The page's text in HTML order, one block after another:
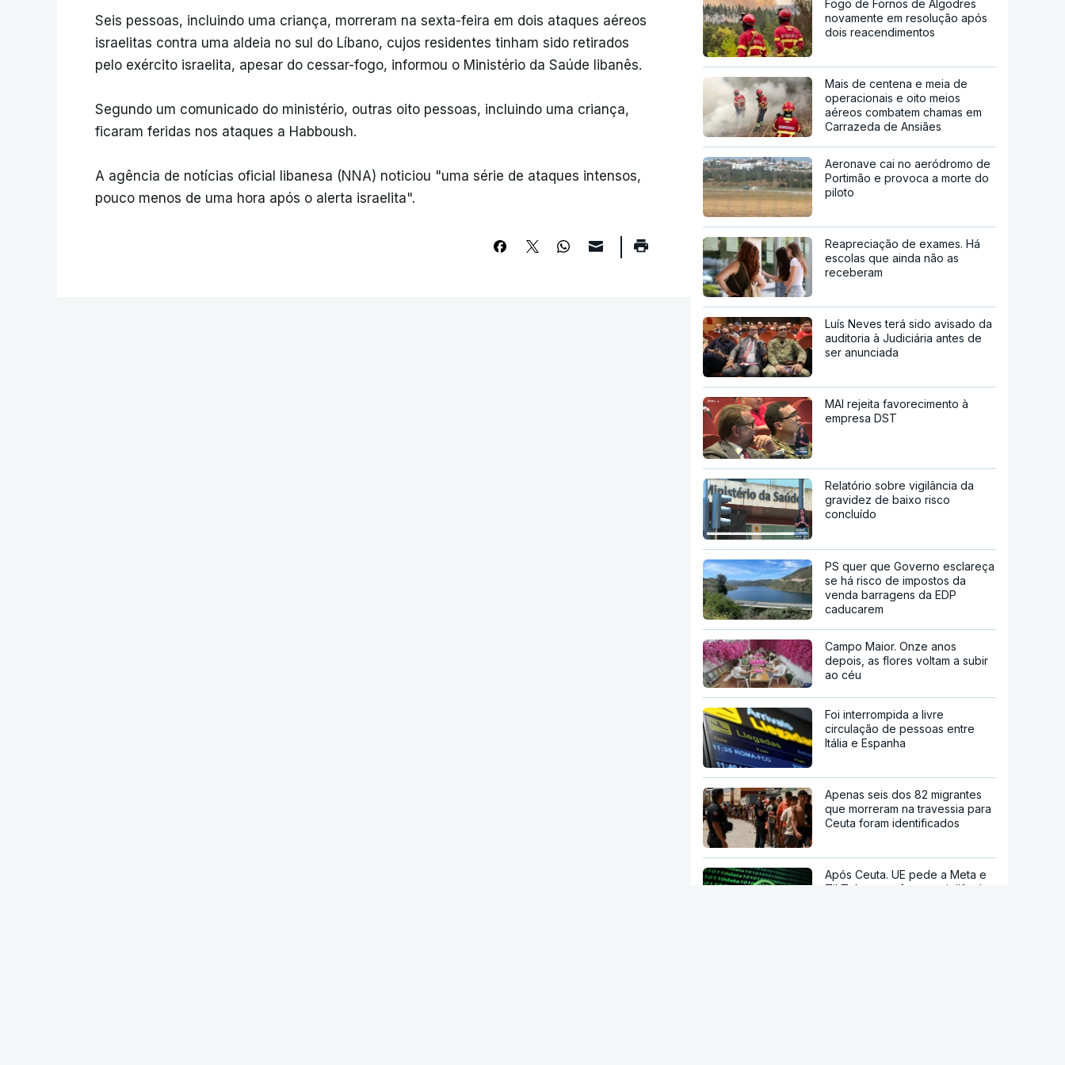
Seis pessoas, incluindo uma criança, morreram na sexta-feira em dois ataques aéreos
israelitas contra uma aldeia no sul do Líbano, cujos residentes tinham sido retirados
pelo exército israelita, apesar do cessar-fogo, informou o Ministério da Saúde libanês.
Segundo um comunicado do ministério, outras oito pessoas, incluindo uma criança,
ficaram feridas nos ataques a Habboush.
A agência de notícias oficial libanesa (NNA) noticiou "uma série de ataques intensos,
pouco menos de uma hora após o alerta israelita".
Fogo de Fornos de Algodres
novamente em resolução após
dois reacendimentos
Mais de centena e meia de
operacionais e oito meios
aéreos combatem chamas em
Carrazeda de Ansiães
Aeronave cai no aeródromo de
Portimão e provoca a morte do
piloto
Reapreciação de exames. Há
escolas que ainda não as
receberam
Luís Neves terá sido avisado da
auditoria à Judiciária antes de
ser anunciada
MAI rejeita favorecimento à
empresa DST
Relatório sobre vigilância da
gravidez de baixo risco
concluído
PS quer que Governo esclareça
se há risco de impostos da
venda barragens da EDP
caducarem
Campo Maior. Onze anos
depois, as flores voltam a subir
ao céu
Foi interrompida a livre
circulação de pessoas entre
Itália e Espanha
Apenas seis dos 82 migrantes
que morreram na travessia para
Ceuta foram identificados
Após Ceuta. UE pede a Meta e
TikTok que reforcem vigilância